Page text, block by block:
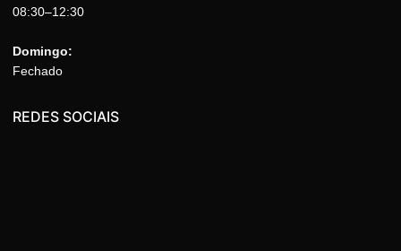
08:30–12:30
Domingo:
Fechado
REDES SOCIAIS